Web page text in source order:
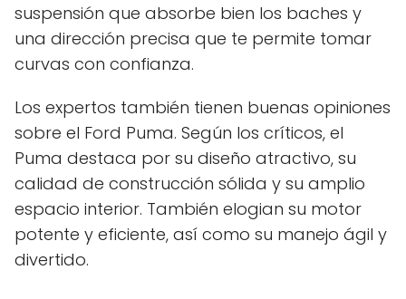
suspensión que absorbe bien los baches y
una dirección precisa que te permite tomar
curvas con confianza.
Los expertos también tienen buenas opiniones
sobre el Ford Puma. Según los críticos, el
Puma destaca por su diseño atractivo, su
calidad de construcción sólida y su amplio
espacio interior. También elogian su motor
potente y eficiente, así como su manejo ágil y
divertido.